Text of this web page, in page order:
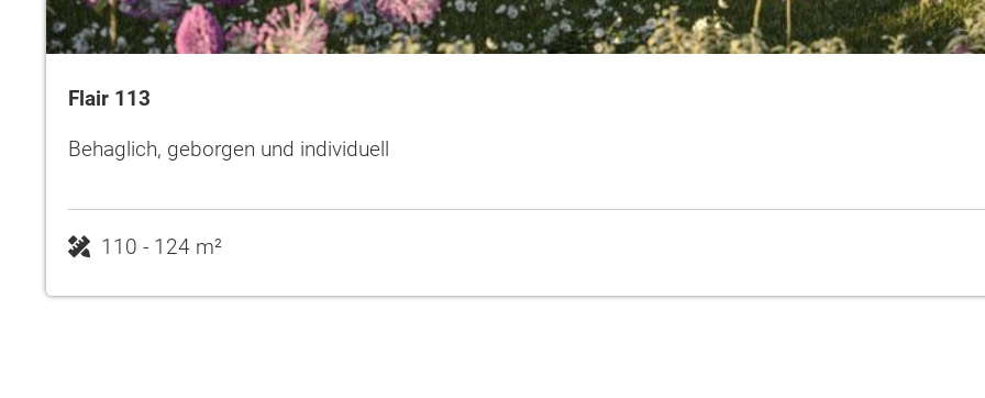
Flair 113
Behaglich, geborgen und individuell
110 - 124 m²